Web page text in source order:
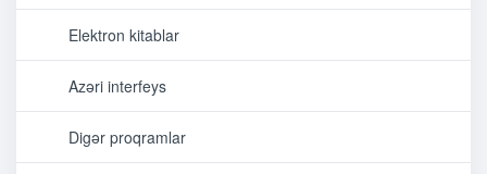
Elektron kitablar
Azəri interfeys
Digər proqramlar